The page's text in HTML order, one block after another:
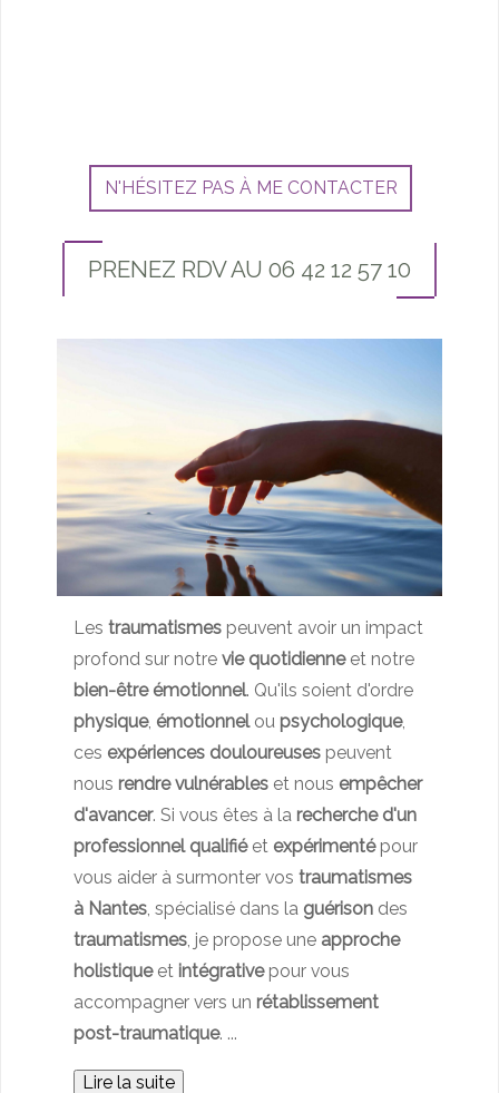
N'HÉSITEZ PAS À ME CONTACTER
PRENEZ RDV AU 06 42 12 57 10
Les traumatismes peuvent avoir un impact
profond sur notre vie quotidienneet notre
bien-être émotionnel. Qu'ils soient d'ordre
physique, émotionnelou psychologique,
ces expériences douloureuses peuvent
nous rendre vulnérables et nous empêcher
d'avancer. Si vous êtes à la recherche d'un
professionnel qualifiéet expérimentépour
vous aider à surmonter vos traumatismes
à Nantes, spécialisé dans la guérison des
traumatismes, je propose une approche
holistiqueet intégrativepour vous
accompagner vers un rétablissement
post-traumatique. ...
Lire la suite